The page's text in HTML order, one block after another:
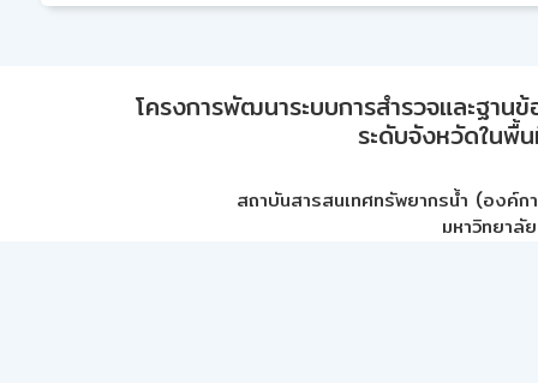
โครงการพัฒนาระบบการสำรวจและฐา
ระดับจังหวัดในพื้
สถาบันสารสนเทศทรัพยากรน้ำ (องค์ก
มหาวิทยาลั